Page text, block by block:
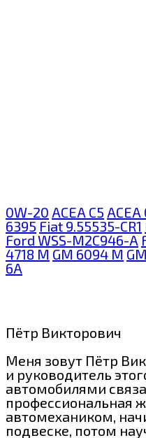
0W-20 ACEA C5 ACEA
6395 Fiat 9.55535-CR1
Ford WSS-M2C946-A
4718 M GM 6094 M
6A
Пётр Викторович
Меня зовут Пётр
и руководитель
автомобилями
профессиональная
автомехаником,
подвеске, потом